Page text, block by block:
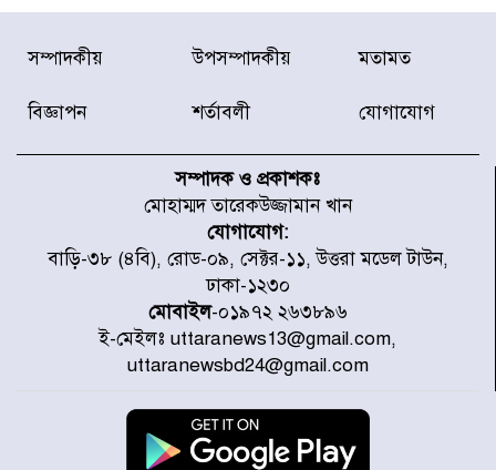
দেশে ভারি বৃষ্টির সতর্কবার্তা, ১০
জেলায় বন্যার পূর্বাভাস
স্থাপনের উদ্যোগ চান মিয়া ব্যাপারীর
৭ জেলায় ঝোড়ো হাওয়াসহ বজ্রবৃষ্টির
শঙ্কা
বগুড়া ও সিলেটে সড়ক দুর্ঘটনায় নিহত
১৫
জুলাইয়ে দেশজুড়ে ৪৫৮টি সড়ক
সম্পাদকীয় উপসম্পাদকীয় মতামত
বিজ্ঞাপন শর্তাবলী যোগাযোগ
সম্পাদক ও প্রকাশকঃ
মোহাম্মদ তারেকউজ্জামান খান
যোগাযোগ:
বাড়ি-৩৮ (৪বি), রোড-০৯, সেক্টর-১১, উত্তরা মডেল টাউন,
ঢাকা-১২৩০
মোবাইল-০১৯৭২ ২৬৩৮৯৬
ই-মেইলঃ uttaranews13@gmail.com,
uttaranewsbd24@gmail.com